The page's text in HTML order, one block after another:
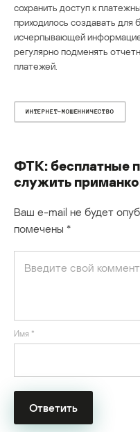
сохранить доступ к
приходилось создавать для
исчерпывающей
регулярно подменять
платежей.
ИНТЕРНЕТ-МОШЕННИЧЕСТВО
ФТК: бесплатные
служить
Ваш e-mail не будет
помечены *
Имя *